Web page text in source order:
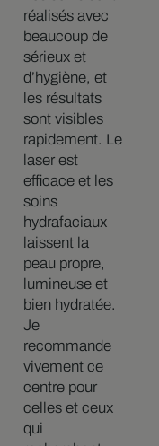
réalisés avec
beaucoup de
sérieux et
d’hygiène, et
les résultats
sont visibles
rapidement. Le
laser est
efficace et les
soins
hydrafaciaux
laissent la
peau propre,
lumineuse et
bien hydratée.
Je
recommande
vivement ce
centre pour
celles et ceux
qui